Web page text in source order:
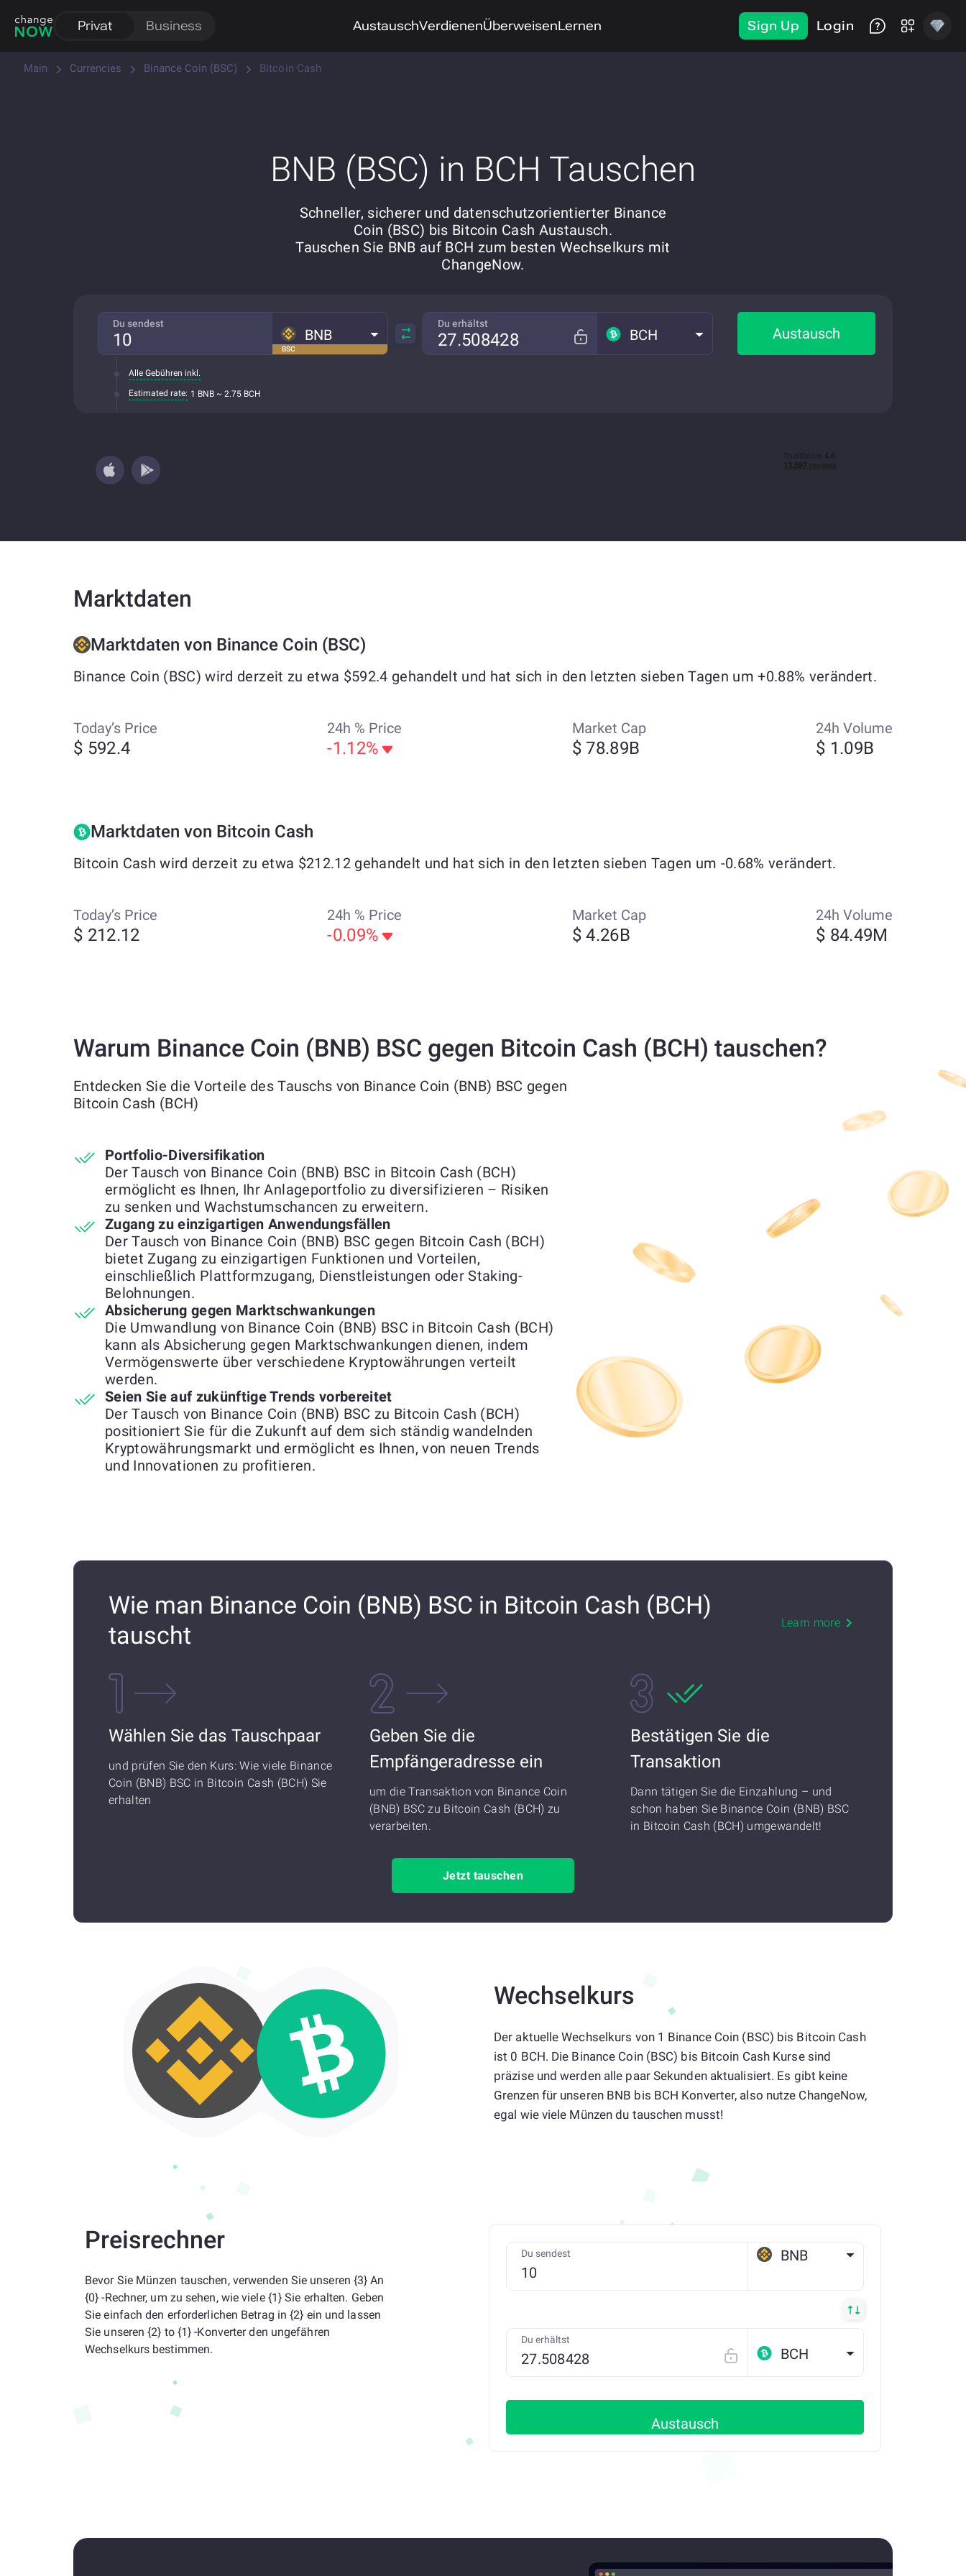
Privat Business AustauschVerdienenÜberweisenLernen Sign Up Login
Main Currencies Binance Coin (BSC) Bitcoin Cash
BNB (BSC) in BCH Tauschen
Schneller, sicherer und datenschutzorientierter Binance
Coin (BSC) bis Bitcoin Cash Austausch.
Tauschen Sie BNB auf BCH zum besten Wechselkurs mit
ChangeNow.
Du sendest
BSC
BNB
Alle Gebühren inkl.
Estimated rate: 1 BNB ~ 2.75 BCH
Du erhältst
BCH Austausch
Marktdaten
Marktdaten von Binance Coin (BSC)
Binance Coin (BSC) wird derzeit zu etwa $592.4 gehandelt und hat sich in den letzten sieben Tagen um +0.88% verändert.
Today’s Price
$ 592.4
24h % Price
-1.12%
Market Cap
$ 78.89B
24h Volume
$ 1.09B
Marktdaten von Bitcoin Cash
Bitcoin Cash wird derzeit zu etwa $212.12 gehandelt und hat sich in den letzten sieben Tagen um -0.68% verändert.
Today’s Price
$ 212.12
24h % Price
-0.09%
Market Cap
$ 4.26B
24h Volume
$ 84.49M
Warum Binance Coin (BNB) BSC gegen Bitcoin Cash (BCH) tauschen?
Entdecken Sie die Vorteile des Tauschs von Binance Coin (BNB) BSC gegen
Bitcoin Cash (BCH)
Portfolio-Diversifikation
Der Tausch von Binance Coin (BNB) BSC in Bitcoin Cash (BCH)
ermöglicht es Ihnen, Ihr Anlageportfolio zu diversifizieren – Risiken
zu senken und Wachstumschancen zu erweitern.
Zugang zu einzigartigen Anwendungsfällen
Der Tausch von Binance Coin (BNB) BSC gegen Bitcoin Cash (BCH)
bietet Zugang zu einzigartigen Funktionen und Vorteilen,
einschließlich Plattformzugang, Dienstleistungen oder Staking-
Belohnungen.
Absicherung gegen Marktschwankungen
Die Umwandlung von Binance Coin (BNB) BSC in Bitcoin Cash (BCH)
kann als Absicherung gegen Marktschwankungen dienen, indem
Vermögenswerte über verschiedene Kryptowährungen verteilt
werden.
Seien Sie auf zukünftige Trends vorbereitet
Der Tausch von Binance Coin (BNB) BSC zu Bitcoin Cash (BCH)
positioniert Sie für die Zukunft auf dem sich ständig wandelnden
Kryptowährungsmarkt und ermöglicht es Ihnen, von neuen Trends
und Innovationen zu profitieren.
Wie man Binance Coin (BNB) BSC in Bitcoin Cash (BCH)
tauscht
Learn more
Wählen Sie das Tauschpaar
und prüfen Sie den Kurs: Wie viele Binance
Coin (BNB) BSC in Bitcoin Cash (BCH) Sie
erhalten
Geben Sie die
Empfängeradresse ein
um die Transaktion von Binance Coin
(BNB) BSC zu Bitcoin Cash (BCH) zu
verarbeiten.
Bestätigen Sie die
Transaktion
Dann tätigen Sie die Einzahlung – und
schon haben Sie Binance Coin (BNB) BSC
in Bitcoin Cash (BCH) umgewandelt!
Jetzt tauschen
Wechselkurs
Der aktuelle Wechselkurs von 1 Binance Coin (BSC) bis Bitcoin Cash
ist 0 BCH. Die Binance Coin (BSC) bis Bitcoin Cash Kurse sind
präzise und werden alle paar Sekunden aktualisiert. Es gibt keine
Grenzen für unseren BNB bis BCH Konverter, also nutze ChangeNow,
egal wie viele Münzen du tauschen musst!
Preisrechner
Bevor Sie Münzen tauschen, verwenden Sie unseren {3} An
{0} -Rechner, um zu sehen, wie viele {1} Sie erhalten. Geben
Sie einfach den erforderlichen Betrag in {2} ein und lassen
Sie unseren {2} to {1} -Konverter den ungefähren
Wechselkurs bestimmen.
Du sendest BNB
Du erhältst
BCH
Austausch